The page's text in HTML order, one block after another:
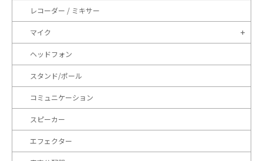
レコーダー / ミキサー
マイク
ヘッドフォン
スタンド/ポール
コミュニケーション
スピーカー
エフェクター